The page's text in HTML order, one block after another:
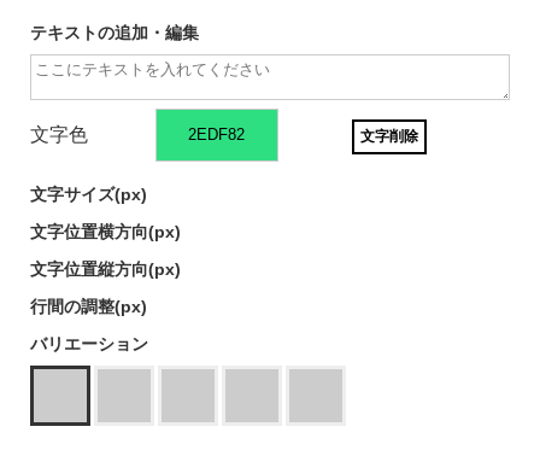
テキストの追加・編集
文字色 文字削除
文字サイズ(px)
文字位置横方向(px)
文字位置縦方向(px)
行間の調整(px)
バリエーション